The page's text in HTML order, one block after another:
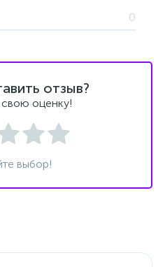
отзыв?
свою оценку!
выбор!
0